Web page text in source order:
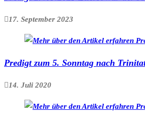
17. September 2023
Predigt zum 5. Sonntag nach
14. Juli 2020